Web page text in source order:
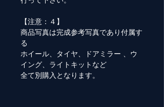
【注意：４】
商品写真は完成参考写真であり付属す
る
ホイール、タイヤ、ドアミラー 、ウ
イング、ライトキットなど
全て別購入となります。